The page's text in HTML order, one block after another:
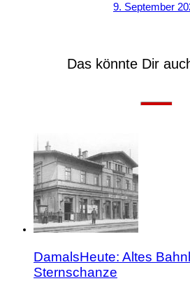
9. September
Das könnte Dir
DamalsHeute: Altes
Sternschanze